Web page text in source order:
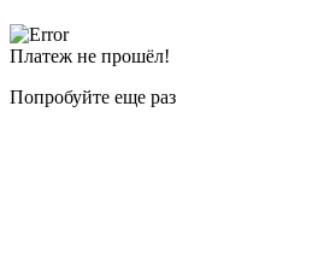
Платеж не прошёл!
Попробуйте еще раз